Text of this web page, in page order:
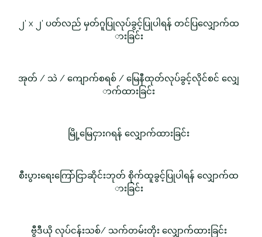
၂' x ၂' ပတ်လည် မှတ်ဂူပြုလုပ်ခွင့်ပြုပါရန် တင်ပြလျှောက်ထ
ားခြင်း
အုတ် / သဲ / ကျောက်စရစ် / မြေနီထုတ်လုပ်ခွင့်လိုင်စင် လျှေ
ာက်ထားခြင်း
မြို့မြေငှားဂရန် လျှောက်ထားခြင်း
စီးပွားရေးကြော်ငြာဆိုင်းဘုတ် စိုက်ထူခွင့်ပြုပါရန် လျှောက်ထ
ားခြင်း
ဗွီဒီယို လုပ်ငန်းသစ်/ သက်တမ်းတိုး လျှောက်ထားခြင်း